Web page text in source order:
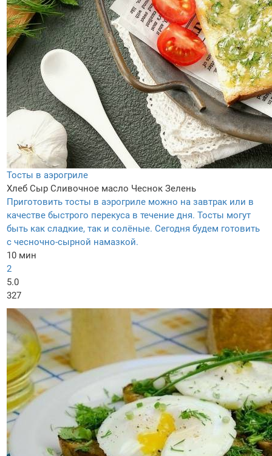
Тосты в аэрогриле
Хлеб Сыр Сливочное масло Чеснок Зелень
Приготовить тосты в аэрогриле можно на завтрак или в
качестве быстрого перекуса в течение дня. Тосты могут
быть как сладкие, так и солёные. Сегодня будем готовить
с чесночно-сырной намазкой.
10 мин
2
5.0
327